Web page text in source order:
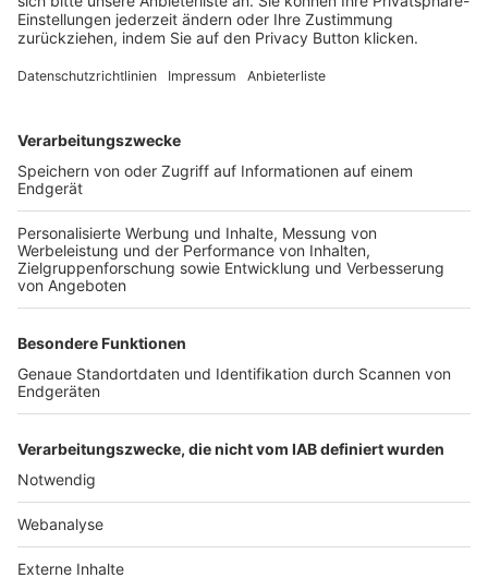
FOLGE DEM BFV
TOP-VEREINE
TOP-PARTNER
Nutzungsbedingungen Datenschutz Impressum